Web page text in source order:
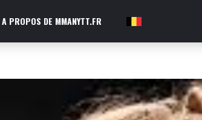
A PROPOS DE MMANYTT.FR FR